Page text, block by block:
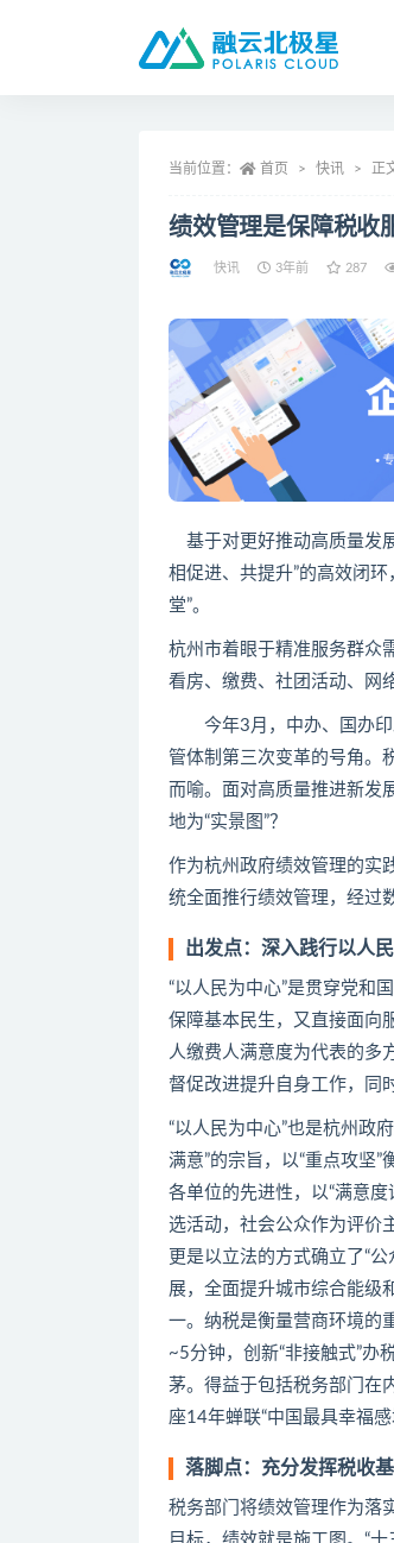
当前位置： 首页 快讯 正
绩效管理是保障税收
快讯 3年前 287
基于对更好推动高质量发
相促进、共提升”的高效闭
堂”。
杭州市着眼于精准服务群众
看房、缴费、社团活动、网
今年3月，中办、国办
管体制第三次变革的号角。
而喻。 面对高质量推进新发
地为“实景图”？
作为杭州政府绩效管理的实
统全面推行绩效管理，经过
出发点：深入践行以人
“以人民为中心”是贯穿党和
保障基本民生，又直接面向
人缴费人满意度为代表的多
督促改进提升自身工作，同
“以人民为中心”也是杭州政
满意”的宗旨，以“重点攻坚
各单位的先进性，以“满意
选活动，社会公众作为评价
更是以立法的方式确立了“
展，全面提升城市综合能级
一。纳税是衡量营商环境的
~5分钟，创新“非接触式”
茅。得益于包括税务部门在
座14年蝉联“中国最具幸福感
落脚点：充分发挥税收
税务部门将绩效管理作为落